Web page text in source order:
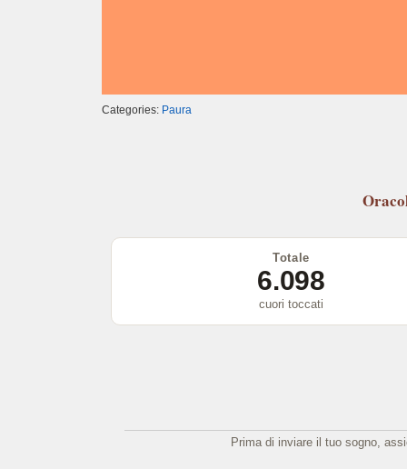
Categories: Paura
Totale
6.098
cuori toccati
Prima di inviare il tuo sogno,